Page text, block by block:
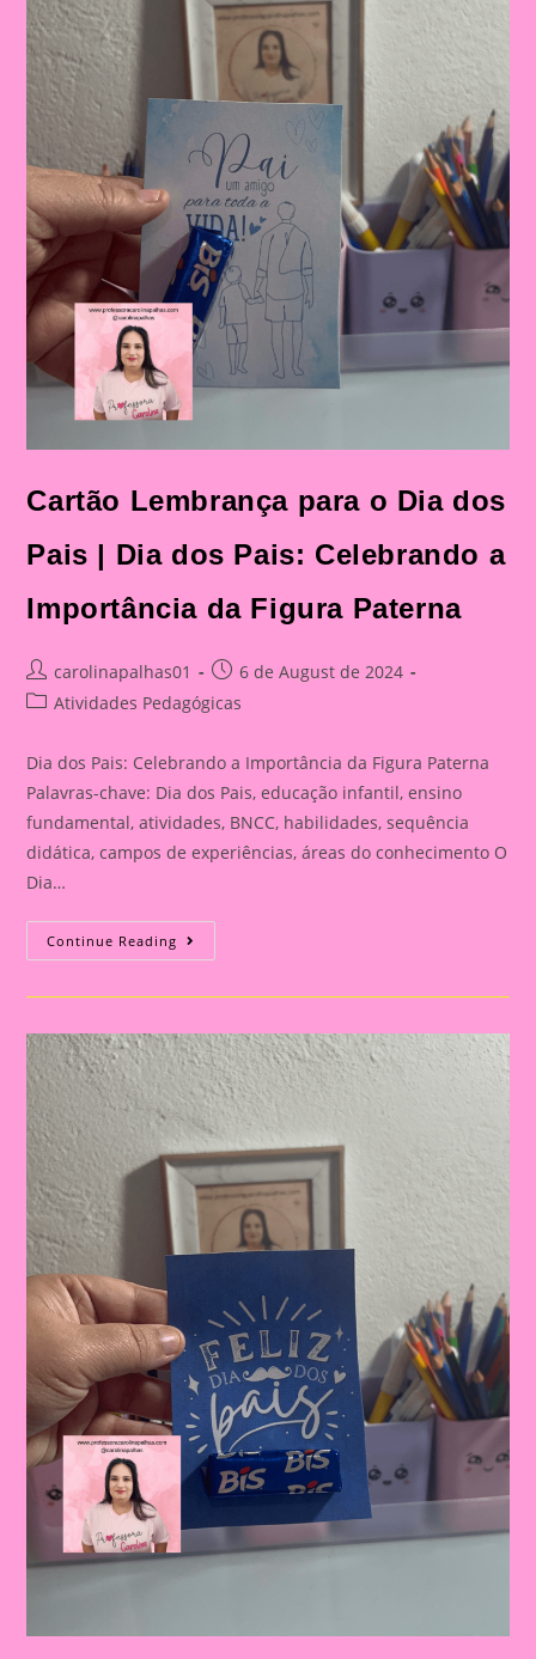
E
Fundamental
Cartão Lembrança para o Dia dos
Pais | Dia dos Pais: Celebrando a
Importância da Figura Paterna
Post
author:
carolinapalhas01
Post
published:
6 de August de 2024
PostAtividades Pedagógicas
Dia dos Pais: Celebrando a Importância da Figura Paterna
Palavras-chave: Dia dos Pais, educação infantil, ensino
fundamental, atividades, BNCC, habilidades, sequência
didática, campos de experiências, áreas do conhecimento O
Dia…
Continue Reading Cartão
Lembrança
O
Pais
|
Dia
Dos
Pais:
Celebrando
A
Importância
Da
Figura
Paterna